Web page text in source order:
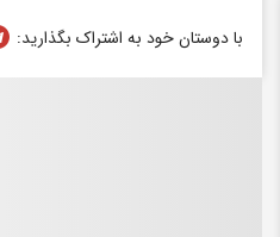
با دوستان خود به اشتراک بگذارید: